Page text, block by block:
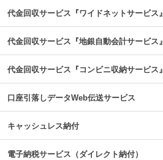
代金回収サービス『ワイドネットサービス』
代金回収サービス『地銀自動会計サービス』
代金回収サービス『コンビニ収納サービス』
口座引落しデータWeb伝送サービス
キャッシュレス納付
電子納税サービス（ダイレクト納付）